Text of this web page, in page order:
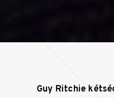
Guy Ritchie